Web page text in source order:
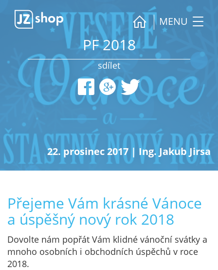
MENU
PF 2018
sdílet
22. prosinec 2017 | Ing. Jakub Jirsa
Přejeme Vám krásné Vánoce
a úspěšný nový rok 2018
Dovolte nám popřát Vám klidné vánoční svátky a
mnoho osobních i obchodních úspěchů v roce
2018.